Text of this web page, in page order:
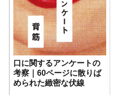
口に関するアンケートの
考察｜60ページに散りば
められた緻密な伏線